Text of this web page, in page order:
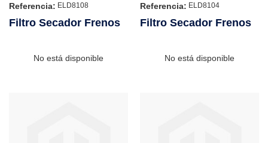
Referencia: ELD8108
Filtro Secador Frenos
No está disponible
Referencia: ELD8104
Filtro Secador Frenos
No está disponible